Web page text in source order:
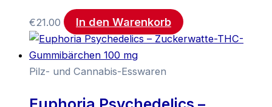
€21.00 In den Warenkorb
Pilz- und Cannabis-Esswaren